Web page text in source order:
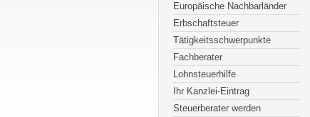
Europäische Nachbarländer
Erbschaftsteuer
Tätigkeitsschwerpunkte
Fachberater
Lohnsteuerhilfe
Ihr Kanzlei-Eintrag
Steuerberater werden